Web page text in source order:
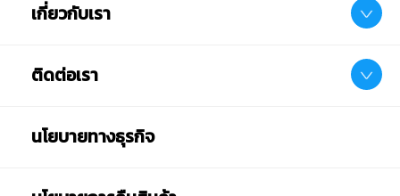
เกี่ยวกับเรา
ติดต่อเรา
นโยบายทางธุรกิจ